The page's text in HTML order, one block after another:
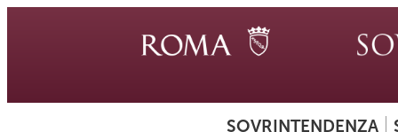
SOVRINTENDENZA